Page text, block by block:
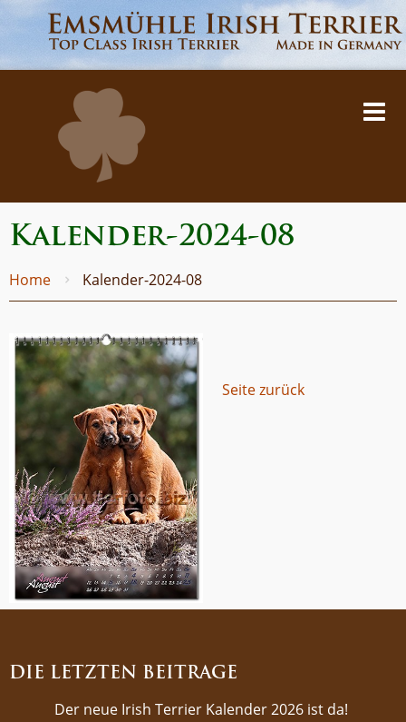
Kalender-2024-08
Home Kalender-2024-08
Seite zurück
DIE LETZTEN BEITRÄGE
Der neue Irish Terrier Kalender 2026 ist da!